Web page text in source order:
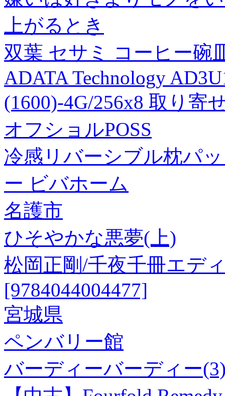
上がるとき
双葉 セサミ コーヒー碗
ADATA Technology
(1600)-4G/256x8 取り寄
オフショルPOSS
冷感リバーシブル枕パ
ー ビバホーム
名護市
ひそやかな悪夢(上)
松岡正剛/千夜千冊エデ
[9784044004477]
宮城県
ペンバリー館
バーディーバーディー